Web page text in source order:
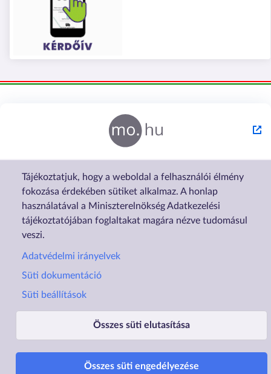
Tájékoztatjuk, hogy a weboldal a felhasználói élmény
fokozása érdekében sütiket alkalmaz. A honlap
használatával a Miniszterelnökség Adatkezelési
tájékoztatójában foglaltakat magára nézve tudomásul
veszi.
Adatvédelmi irányelvek
Süti dokumentáció
Süti beállítások
Összes süti elutasítása
Összes süti engedélyezése
Lábléc1
Rólunk Lábléc2